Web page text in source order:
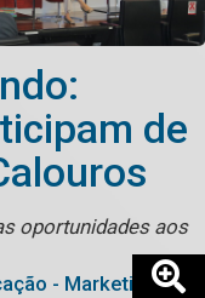
de
oportunidades aos
- Marketing